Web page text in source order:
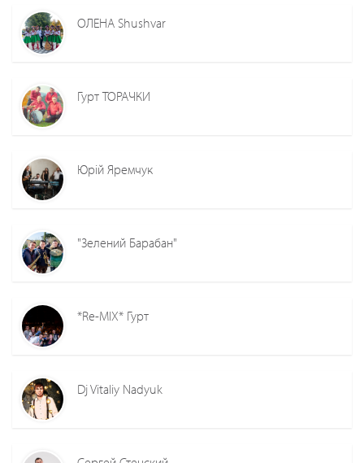
ОЛЕНА Shushvar
Гурт ТОРАЧКИ
Юрій Яремчук
"Зелений Барабан"
*Re-MIX* Гурт
Dj Vitaliy Nadyuk